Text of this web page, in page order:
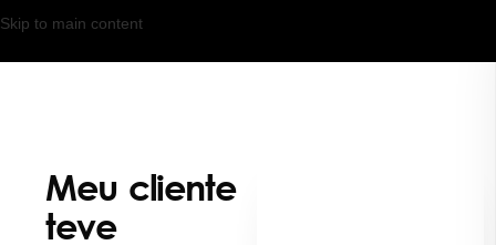
Skip to main content
Meu cliente
teve